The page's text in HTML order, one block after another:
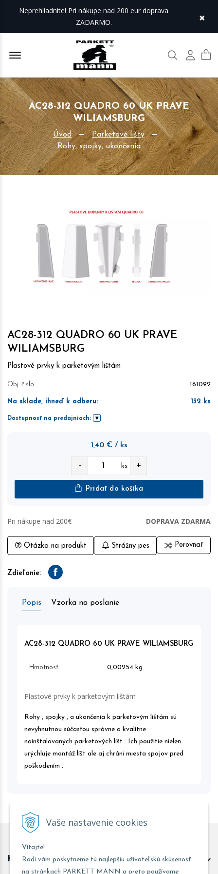
Vaše nastavenie cookies
Vitajte!
Radi vám poskytneme tú najlepšiu užívateľskú skúsenosť
na stránkach PARKETT MANN a preto používame
Neprehliadnite! Pri nákupe nad 200 eur doprava
ZADARMO.
×
Offcanvas Menu Open Hľadať Môj
AC28-312 QUADRO 60 UK PRAVE
WILIAMSBURG
Úvod
Parketové lišty
Rohy, spojky, ukončenia
AC28-312 QUADRO 60 UK PRAVE
WILIAMSBURG
Plastové prvky k parketovým lištám
Obj. čislo: 161092
Na sklade, ihneď k odberu: 132 ks
Dostupnosť na predajniach:
1,40 € / ks
- ks +
Pridať do košíka
Pri nákupe nad 200€ DOPRAVA ZDARMA
Otázka na produkt Strážny pes Porovnať
Zdieľanie: Facebook
Popis Vzorka na poslanie
AC28-312 QUADRO 60 UK PRAVE WILIAMSBURG
Hmotnosť 0,00254 kg
Plastové prvky k parketovým lištám
Rohy , spojky , a ukončenia k parketovým lištám sú
nevyhnutnou súčasťou správne a kvalitne
nainštalovaných parketových líšt . Ich použitie nielen
urýchluje montáž líšt ale aj chráni miesta spojov pred
poškodením .
Kontakt predajňa Trnava